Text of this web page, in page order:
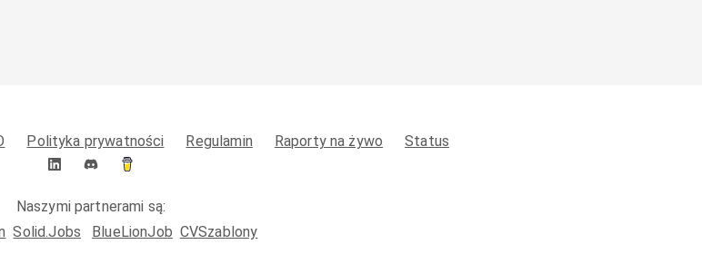
Polityka prywatności Regulamin Raporty na żywo Status
Naszymi partnerami są:
Solid.Jobs BlueLionJob CVSzablony